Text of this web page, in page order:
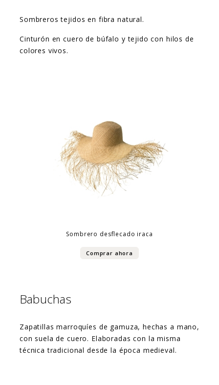
Sombreros tejidos en fibra natural.
Cinturón en cuero de búfalo y tejido con hilos de
colores vivos.
Sombrero desflecado iraca
Comprar ahora
Babuchas
Zapatillas marroquíes de gamuza, hechas a mano,
con suela de cuero. Elaboradas con la misma
técnica tradicional desde la época medieval.